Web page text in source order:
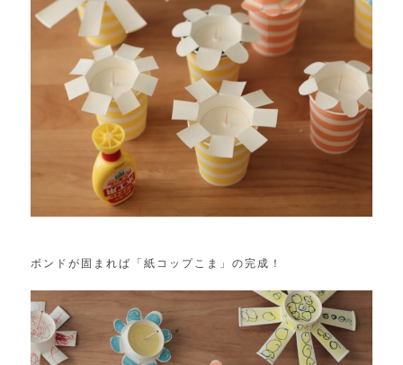
ボンドが固まれば「紙コップこま」の完成！